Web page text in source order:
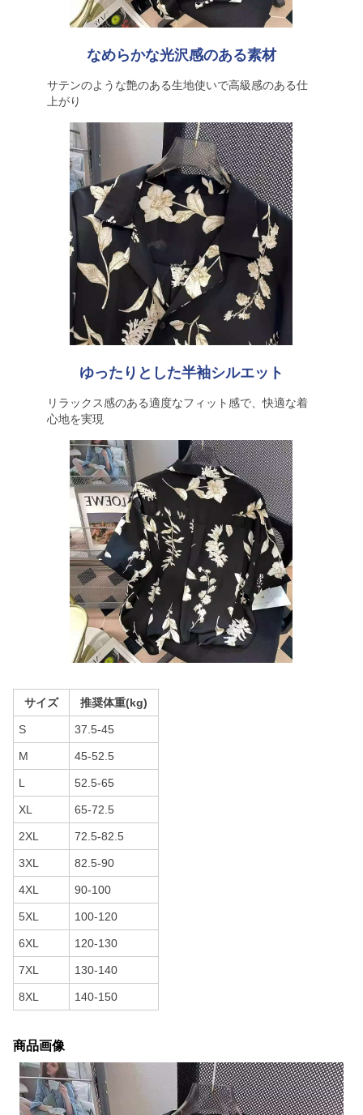
なめらかな光沢感のある素材
サテンのような艶のある生地使いで高級感のある仕
上がり
ゆったりとした半袖シルエット
リラックス感のある適度なフィット感で、快適な着
心地を実現
サイズ 推奨体重(kg)
S 37.5-45
M 45-52.5
L 52.5-65
XL 65-72.5
2XL 72.5-82.5
3XL 82.5-90
4XL 90-100
5XL 100-120
6XL 120-130
7XL 130-140
8XL 140-150
商品画像